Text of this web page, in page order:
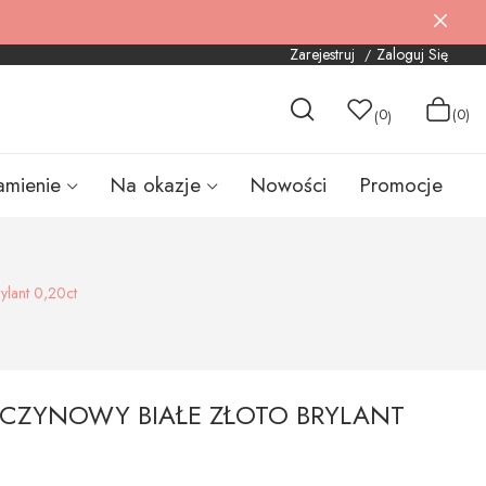
Zarejestruj Zaloguj Się
(0) (0)
Na okazje Nowości Promocje
0,20ct
BIAŁE ZŁOTO BRYLANT